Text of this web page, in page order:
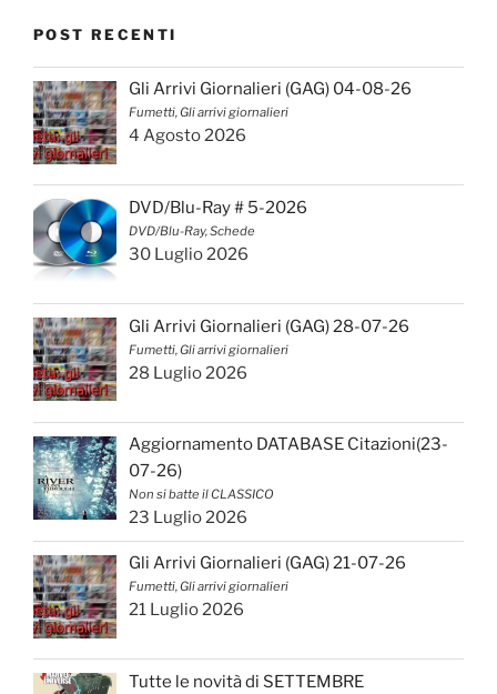
POST RECENTI
Gli Arrivi Giornalieri (GAG) 04-08-26
Fumetti, Gli arrivi giornalieri
4 Agosto 2026
DVD/Blu-Ray # 5-2026
DVD/Blu-Ray, Schede
30 Luglio 2026
Gli Arrivi Giornalieri (GAG) 28-07-26
Fumetti, Gli arrivi giornalieri
28 Luglio 2026
Aggiornamento DATABASE Citazioni(23-
07-26)
Non si batte il CLASSICO
23 Luglio 2026
Gli Arrivi Giornalieri (GAG) 21-07-26
Fumetti, Gli arrivi giornalieri
21 Luglio 2026
Tutte le novità di SETTEMBRE